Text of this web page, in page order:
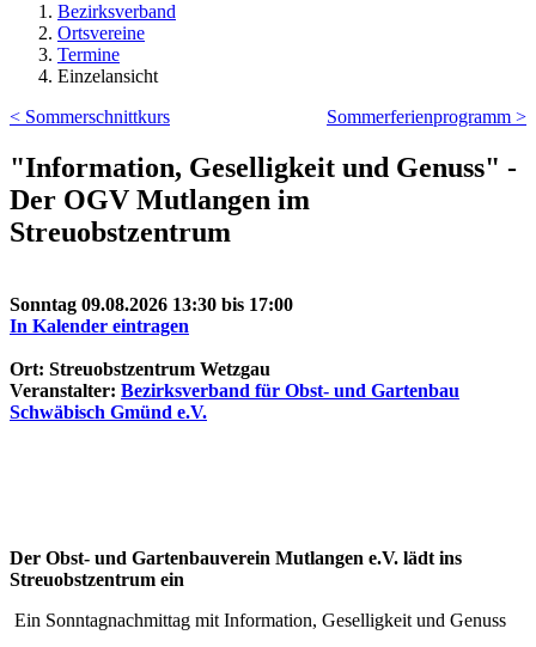
Bezirksverband
Ortsvereine
Termine
Einzelansicht
Sommerferienprogramm >
< Sommerschnittkurs
"Information, Geselligkeit und Genuss" -
Der OGV Mutlangen im
Streuobstzentrum
Sonntag 09.08.2026 13:30 bis 17:00
In Kalender eintragen
Ort: Streuobstzentrum Wetzgau
Veranstalter: Bezirksverband für Obst- und Gartenbau
Schwäbisch Gmünd e.V.
Der Obst- und Gartenbauverein Mutlangen e.V. lädt ins
Streuobstzentrum ein
Ein Sonntagnachmittag mit Information, Geselligkeit und Genuss